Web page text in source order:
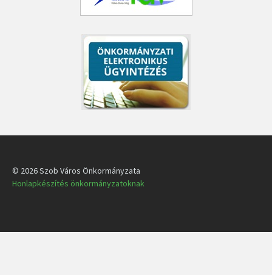
© 2026 Szob Város Önkormányzata
Honlapkészítés önkormányzatoknak